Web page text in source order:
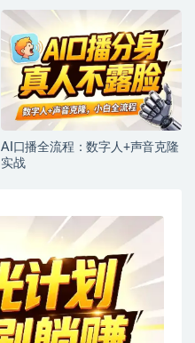
AI口播全流程：数字人+声音克隆
实战